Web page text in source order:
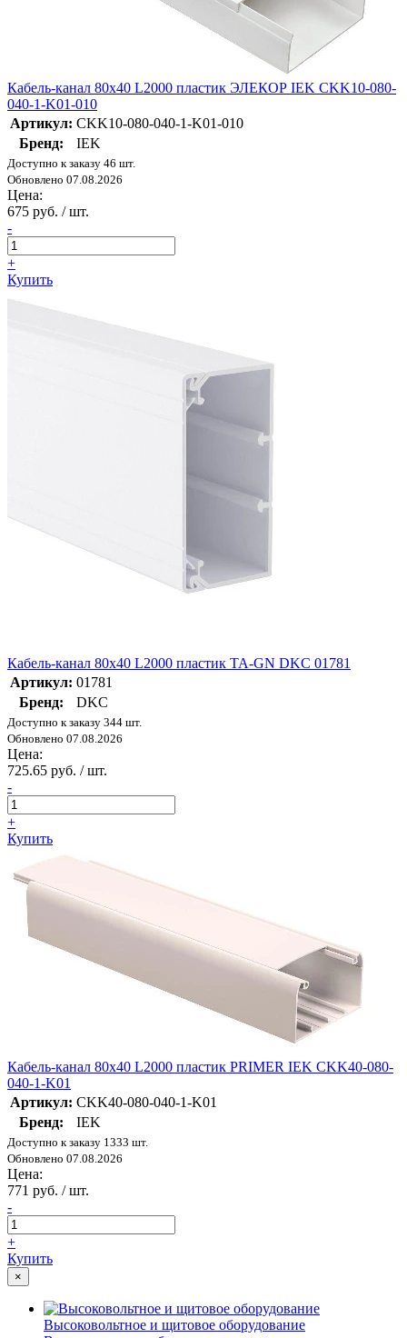
Кабель-канал 80х40 L2000 пластик ЭЛЕКОР IEK CKK10-080-
040-1-K01-010
Артикул: CKK10-080-040-1-K01-010
Бренд:
IEK
Доступно к заказу 46 шт.
Обновлено 07.08.2026
Цена:
675 руб. / шт.
-
+
Купить
Кабель-канал 80х40 L2000 пластик TA-GN DKC 01781
Артикул: 01781
Бренд:
DKC
Доступно к заказу 344 шт.
Обновлено 07.08.2026
Цена:
725.65 руб. / шт.
-
+
Купить
Кабель-канал 80х40 L2000 пластик PRIMER IEK CKK40-080-
040-1-K01
Артикул: CKK40-080-040-1-K01
Бренд:
IEK
Доступно к заказу 1333 шт.
Обновлено 07.08.2026
Цена:
771 руб. / шт.
-
+
Купить
×
Высоковольтное и щитовое оборудование